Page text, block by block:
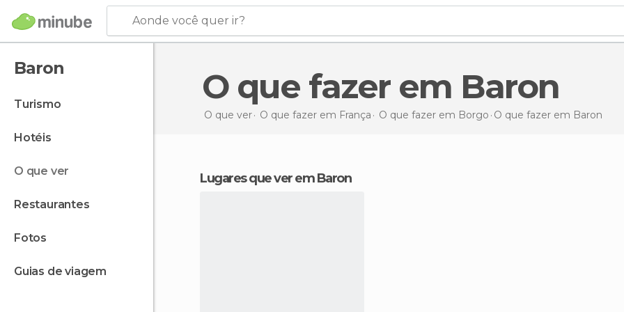
Aonde você quer ir?
Baron
turismo
hotéis
o que ver
restaurantes
fotos
guias de viagem
O que fazer em Baron
O que ver O que fazer em França O que fazer em Borgo O que fazer em Baron
Lugares que ver em Baron